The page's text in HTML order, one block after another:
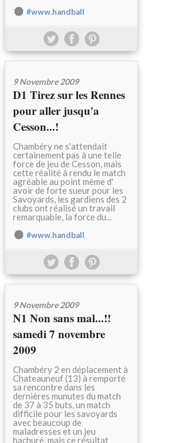
#www.handball
9 Novembre 2009
D1 Tirez sur les Rennes
pour aller jusqu'a
Cesson...!
Chambéry ne s'attendait
certainement pas à une telle
force de jeu de Cesson, mais
cette réalité à rendu le match
agréable au point mème d'
avoir de forte sueur pour les
Savoyards, les gardiens des 2
clubs ont réalisé un travail
remarquable, la force du...
#www.handball
9 Novembre 2009
N1 Non sans mal...!!
samedi 7 novembre
2009
Chambéry 2 en déplacement à
Chateauneuf (13) à remporté
sa rencontre dans les
dernières munutes du match
de 37 à 35 buts, un match
difficile pour les savoyards
avec beaucoup de
maladresses et un jeu
hachuré, mais ce résultat